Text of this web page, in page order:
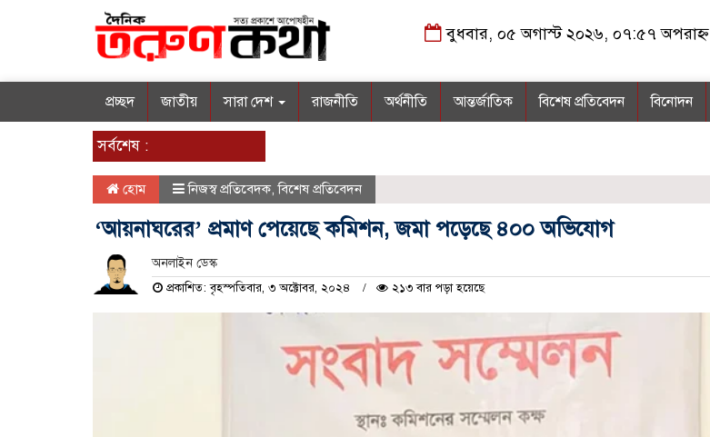
বুধবার, ০৫ অগাস্ট ২০২৬, ০৭:৫৭ অপরাহ্ন
প্রচ্ছদ জাতীয় সারা দেশ রাজনীতি অর্থনীতি আন্তর্জাতিক বিশেষ প্রতিবেদন বিনোদন
সর্বশেষ :
হোম নিজস্ব প্রতিবেদক,বিশেষ প্রতিবেদন
‘আয়নাঘরের’ প্রমাণ পেয়েছে কমিশন, জমা পড়েছে ৪০০ অভিযোগ
অনলাইন ডেস্ক
প্রকাশিত: বৃহস্পতিবার, ৩ অক্টোবর, ২০২৪ ২১৩ বার পড়া হয়েছে